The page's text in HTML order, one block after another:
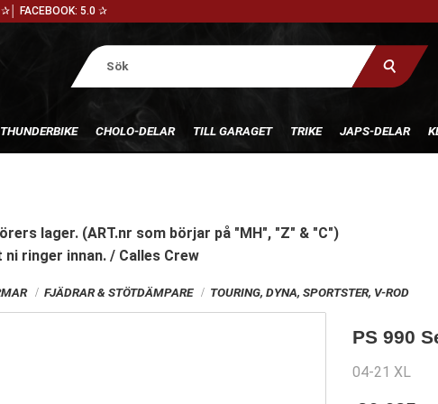
✰│ FACEBOOK: 5.0 ✰
THUNDERBIKE CHOLO-DELAR TILL GARAGET TRIKE JAPS-DELAR
lager. (ART.nr som börjar på "MH", "Z" & "C")
ringer innan. / Calles Crew
FJÄDRAR & STÖTDÄMPARE TOURING, DYNA, SPORTSTER, V-ROD
PS 990
04-21 XL